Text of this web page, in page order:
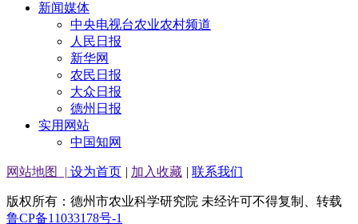
新闻媒体
中央电视台农业农村频道
人民日报
新华网
农民日报
大众日报
德州日报
实用网站
中国知网
网站地图 | 设为首页 | 加入收藏 | 联系我们
版权所有：德州市农业科学研究院 未经许可不得复制、转载
鲁CP备11033178号-1